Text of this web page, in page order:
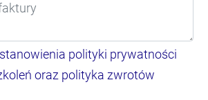
polityki prywatności
oraz polityka zwrotów